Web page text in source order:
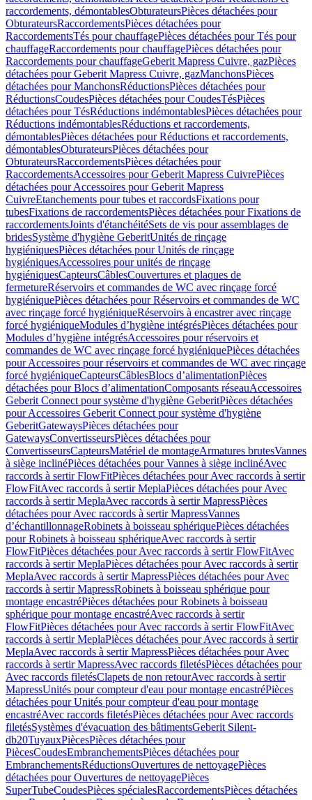
raccordements, démontablesObturateursPièces détachées pour
ObturateursRaccordementsPièces détachées pour
RaccordementsTés pour chauffagePièces détachées pour Tés pour
chauffageRaccordements pour chauffagePièces détachées pour
Raccordements pour chauffageGeberit Mapress Cuivre, gazPièces
détachées pour Geberit Mapress Cuivre, gazManchonsPièces
détachées pour ManchonsRéductionsPièces détachées pour
RéductionsCoudesPièces détachées pour CoudesTésPièces
détachées pour TésRéductions indémontablesPièces détachées pour
Réductions indémontablesRéductions et raccordements,
démontablesPièces détachées pour Réductions et raccordements,
démontablesObturateursPièces détachées pour
ObturateursRaccordementsPièces détachées pour
RaccordementsAccessoires pour Geberit Mapress CuivrePièces
détachées pour Accessoires pour Geberit Mapress
CuivreEtanchements pour tubes et raccordsFixations pour
tubesFixations de raccordementsPièces détachées pour Fixations de
raccordementsJoints d'étanchéitéSets de vis pour assemblages de
bridesSystème d'hygiène GeberitUnités de rinçage
hygiéniquesPièces détachées pour Unités de rinçage
hygiéniquesAccessoires pour unités de rinçage
hygiéniquesCapteursCâblesCouvertures et plaques de
fermetureRéservoirs et commandes de WC avec rinçage forcé
hygiéniquePièces détachées pour Réservoirs et commandes de WC
avec rinçage forcé hygiéniqueRéservoirs à encastrer avec rinçage
forcé hygiéniqueModules d’hygiène intégrésPièces détachées pour
Modules d’hygiène intégrésAccessoires pour réservoirs et
commandes de WC avec rinçage forcé hygiéniquePièces détachées
pour Accessoires pour réservoirs et commandes de WC avec rinçage
forcé hygiéniqueCapteursCâblesBlocs d’alimentationPièces
détachées pour Blocs d’alimentationComposants réseauAccessoires
Geberit Connect pour système d'hygiène GeberitPièces détachées
pour Accessoires Geberit Connect pour système d'hygiène
GeberitGatewaysPièces détachées pour
GatewaysConvertisseursPièces détachées pour
ConvertisseursCapteursMatériel de montageArmatures brutesVannes
à siège inclinéPièces détachées pour Vannes à siège inclinéAvec
raccords à sertir FlowFitPièces détachées pour Avec raccords à sertir
FlowFitAvec raccords à sertir MeplaPièces détachées pour Avec
raccords à sertir MeplaAvec raccords à sertir MapressPièces
détachées pour Avec raccords à sertir MapressVannes
d’échantillonnageRobinets à boisseau sphériquePièces détachées
pour Robinets à boisseau sphériqueAvec raccords à sertir
FlowFitPièces détachées pour Avec raccords à sertir FlowFitAvec
raccords à sertir MeplaPièces détachées pour Avec raccords à sertir
MeplaAvec raccords à sertir MapressPièces détachées pour Avec
raccords à sertir MapressRobinets à boisseau sphérique pour
montage encastréPièces détachées pour Robinets à boisseau
sphérique pour montage encastréAvec raccords à sertir
FlowFitPièces détachées pour Avec raccords à sertir FlowFitAvec
raccords à sertir MeplaPièces détachées pour Avec raccords à sertir
MeplaAvec raccords à sertir MapressPièces détachées pour Avec
raccords à sertir MapressAvec raccords filetésPièces détachées pour
Avec raccords filetésClapets de non retourAvec raccords à sertir
MapressUnités pour compteur d'eau pour montage encastréPièces
détachées pour Unités pour compteur d'eau pour montage
encastréAvec raccords filetésPièces détachées pour Avec raccords
filetésSystèmes d'évacuation des bâtimentsGeberit Silent-
db20TuyauxPiècesPièces détachées pour
PiècesCoudesEmbranchementsPièces détachées pour
EmbranchementsRéductionsOuvertures de nettoyagePièces
détachées pour Ouvertures de nettoyagePièces
SuperTubeCoudesPièces spécialesRaccordementsPièces détachées